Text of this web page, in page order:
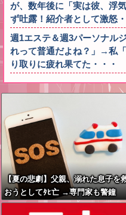
が、数年後に「実は彼、浮
ず吐露！紹介者として激怒・
週1エステ＆週3パーソナル
れって普通だよね？」→私
り取りに疲れ果てた・・・
【夏の悲劇】父親、溺れた息子を
おうとしてﾀﾋ亡 →専門家も警鐘
「救助は二次被害が多い」